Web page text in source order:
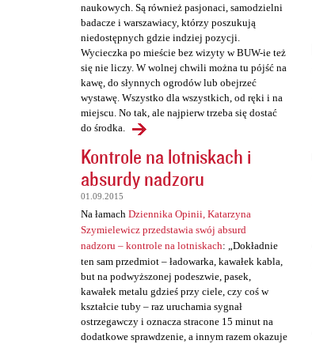
naukowych. Są również pasjonaci, samodzielni
badacze i warszawiacy, którzy poszukują
niedostępnych gdzie indziej pozycji.
Wycieczka po mieście bez wizyty w BUW-ie też
się nie liczy. W wolnej chwili można tu pójść na
kawę, do słynnych ogrodów lub obejrzeć
wystawę. Wszystko dla wszystkich, od ręki i na
miejscu. No tak, ale najpierw trzeba się dostać
do środka.
Kontrole na lotniskach i
absurdy nadzoru
01.09.2015
Na łamach Dziennika Opinii, Katarzyna
Szymielewicz przedstawia swój absurd
nadzoru – kontrole na lotniskach: „Dokładnie
ten sam przedmiot – ładowarka, kawałek kabla,
but na podwyższonej podeszwie, pasek,
kawałek metalu gdzieś przy ciele, czy coś w
kształcie tuby – raz uruchamia sygnał
ostrzegawczy i oznacza stracone 15 minut na
dodatkowe sprawdzenie, a innym razem okazuje